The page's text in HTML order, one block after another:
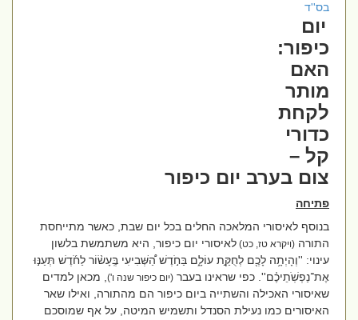
בס''ד
יום
כיפור:
האם
מותר
לקחת
כדורי
קל –
צום בערב יום כיפור
פתיחה
בנוסף לאיסורי המלאכה החלים בכל יום שבת, כאשר מתייחסת
התורה(ויקרא טז, כט)לאיסורי יום כיפור, היא משתמשת בלשון
עינוי: ''וְהָיְתָ֥ה לָכֶ֖ם לְחֻקַּ֣ת עוֹלָ֑ם בַּחֹ֣דֶשׁ הַ֠שְּׁבִיעִי בֶּֽעָשׂ֨וֹר לַחֹ֜דֶשׁ תְּעַנּ֣וּ
אֶת־נַפְשֹֽׁתֵיכֶ֗ם''. כפי שראינו בעבר(יום כיפור שנה ו'), מכאן למדים
שאיסורי האכילה והשתייה ביום כיפור הם מהתורה, ואילו שאר
האיסורים כמו נעילת הסנדל ותשמיש המיטה, על אף שמוסכם